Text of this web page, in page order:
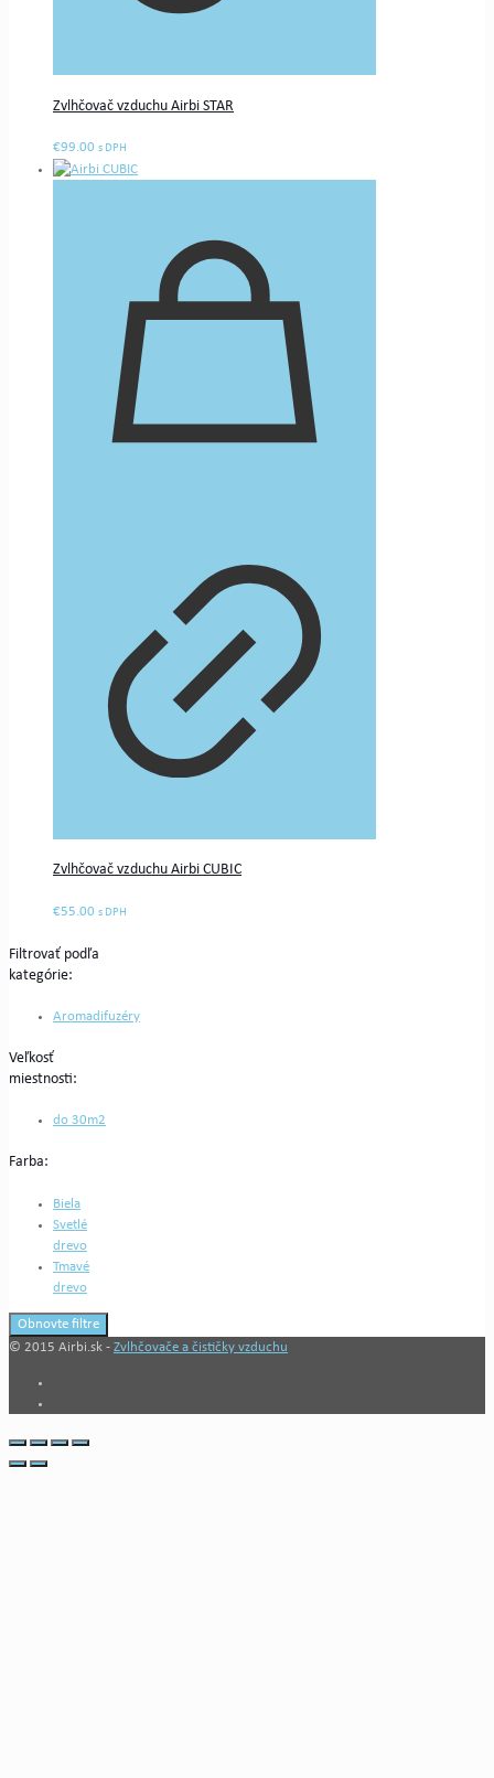
Zvlhčovač vzduchu Airbi STAR
€99.00 s DPH
Zvlhčovač vzduchu Airbi CUBIC
€55.00 s DPH
Filtrovať podľa
kategórie:
Aromadifuzéry
Veľkosť
miestnosti:
do 30m2
Farba:
Biela
Svetlé
drevo
Tmavé
drevo
Obnovte filtre
© 2015 Airbi.sk - Zvlhčovače a čističky vzduchu